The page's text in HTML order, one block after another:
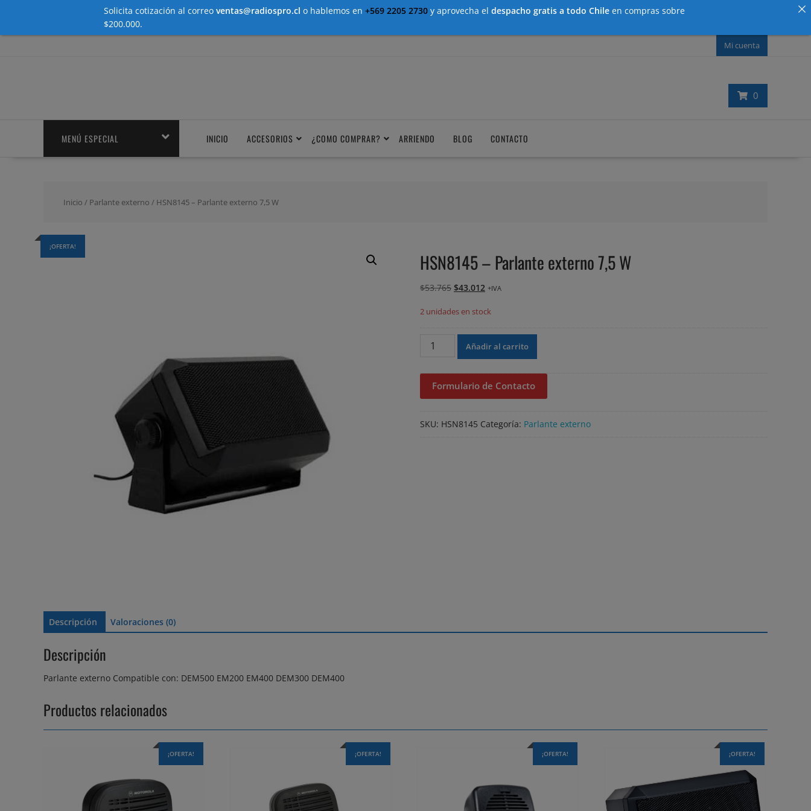
Mi cuenta
0
MENÚ ESPECIAL INICIO ACCESORIOS ¿COMO COMPRAR? ARRIENDO BLOG CONTACTO
Inicio / Parlante externo / HSN8145 – Parlante externo 7,5 W
¡OFERTA!
HSN8145 – Parlante externo 7,5 W
$53.765 El
original
$43.012 El
actual
+IVA
2 unidades en stock
HSN8145
cantidad
Añadir al carrito
Formulario de Contacto
SKU: HSN8145 Categoría: Parlante externo
Descripción Valoraciones (0)
Descripción
Parlante externo Compatible con: DEM500 EM200 EM400 DEM300 DEM400
Productos relacionados
¡OFERTA! ¡OFERTA! ¡OFERTA! ¡OFERTA!
Solicita cotización al correo ventas@radiospro.cl o hablemos en +569 2205 2730 y aprovecha el despacho gratis a todo Chile en compras sobre
$200.000.